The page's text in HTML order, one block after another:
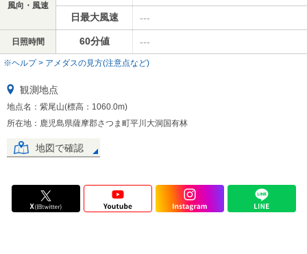
風向・風速
日最大風速 ---
日照時間 60分値 ---
※ヘルプ > アメダスの見方(注意点など)
観測地点
地点名：紫尾山(標高：1060.0m)
所在地：鹿児島県薩摩郡さつま町平川大洞国有林
地図で確認